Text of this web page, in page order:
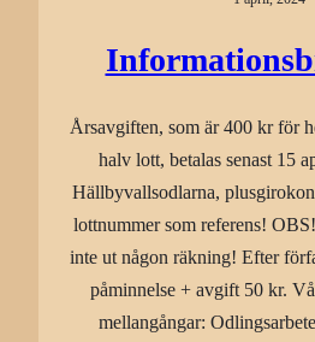
Årsavgiften, som är 400 kr för
halv lott, betalas senast 15
Hällbyvallsodlarna,
lottnummer som referens!
inte ut någon räkning! Efter
påminnelse + avgift 50 kr.
mellangångar: